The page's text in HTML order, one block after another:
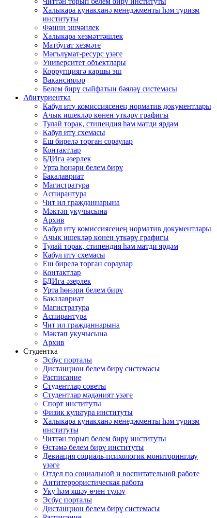
Халыкара кунакханә менеджменты һәм туризм
институты
Фәнни эшчәнлек
Халыкара хезмәттәшлек
Матбугат хезмәте
Мәгълүмат-ресурс үзәге
Университет объектлары
Коррупциягә каршы эш
Вакансияләр
Белем бирү сыйфатын бәяләү системасы
Абитуриентка
Кабул итү комиссиясенең норматив документлары
Ачык ишекләр көнен үткәрү графигы
Тулай торак, стипендия һәм матди ярдәм
Кабул итү схемасы
Еш бирелә торган сораулар
Контактлар
БДИга әзерлек
Урта һөнәри белем бирү
Бакалавриат
Магистратура
Аспирантура
Чит ил гражданнарына
Мәктәп укучысына
Архив
Кабул итү комиссиясенең норматив документлары
Ачык ишекләр көнен үткәрү графигы
Тулай торак, стипендия һәм матди ярдәм
Кабул итү схемасы
Еш бирелә торган сораулар
Контактлар
БДИга әзерлек
Урта һөнәри белем бирү
Бакалавриат
Магистратура
Аспирантура
Чит ил гражданнарына
Мәктәп укучысына
Архив
Студентка
Эсбус порталы
Дистанцион белем бирү системасы
Расписание
Студентлар советы
Студентлар мәдәният үзәге
Спорт институты
Физик культура институты
Халыкара кунакханә менеджменты һәм туризм
институты
Читтән торып белем бирү институты
Өстәмә белем бирү институты
Девиация социаль-психологик мониторинглау
үзәге
Отдел по социальной и воспитательной работе
Антитеррористическая работа
Уку һәм яшәү өчен түләү
Эсбус порталы
Дистанцион белем бирү системасы